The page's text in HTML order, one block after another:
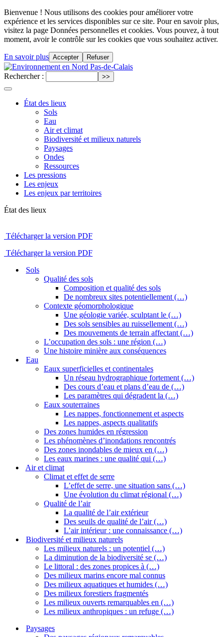
Bienvenue ! Nous utilisons des cookies pour améliorer votre
expérience et les services disponibles sur ce site. Pour en savoir plus,
visitez la page Données personnelles et cookies. Vous pouvez, à tout
moment, avoir le contrôle sur les cookies que vous souhaitez activer.
En savoir plus Accepter Refuser
Rechercher :
État des lieux
Sols
Eau
Air et climat
Biodiversité et milieux naturels
Paysages
Ondes
Ressources
Les pressions
Les enjeux
Les enjeux par territoires
État des lieux
Télécharger la version PDF
Télécharger la version PDF
Sols
Qualité des sols
Composition et qualité des sols
De nombreux sites potentiellement (…)
Contexte géomorphologique
Une géologie variée, sculptant le (…)
Des sols sensibles au ruissellement (…)
Des mouvements de terrain affectant (…)
L’occupation des sols : une région (…)
Une histoire minière aux conséquences
Eau
Eaux superficielles et continentales
Un réseau hydrographique fortement (…)
Des cours d’eau et plans d’eau de (…)
Les paramètres qui dégradent la (…)
Eaux souterraines
Les nappes, fonctionnement et aspects
Les nappes, aspects qualitatifs
Des zones humides en régression
Les phénomènes d’inondations rencontrés
Des zones inondables de mieux en (…)
Les eaux marines : une qualité qui (…)
Air et climat
Climat et effet de serre
L’effet de serre, une situation sans (…)
Une évolution du climat régional (…)
Qualité de l’air
La qualité de l’air extérieur
Des seuils de qualité de l’air (…)
L’air intérieur : une connaissance (…)
Biodiversité et milieux naturels
Les milieux naturels : un potentiel (…)
La diminution de la biodiversité se (…)
Le littoral : des zones propices à (…)
Des milieux marins encore mal connus
Des milieux aquatiques et humides (…)
Des milieux forestiers fragmentés
Les milieux ouverts remarquables en (…)
Les milieux anthropiques : un refuge (…)
Paysages